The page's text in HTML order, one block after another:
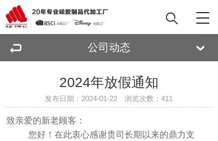
公司动态
2024年放假通知
发布日期：2024-01-22 浏览次数：411
致亲爱的新老顾客：
您好！在此衷心感谢贵司长期以来的鼎力支